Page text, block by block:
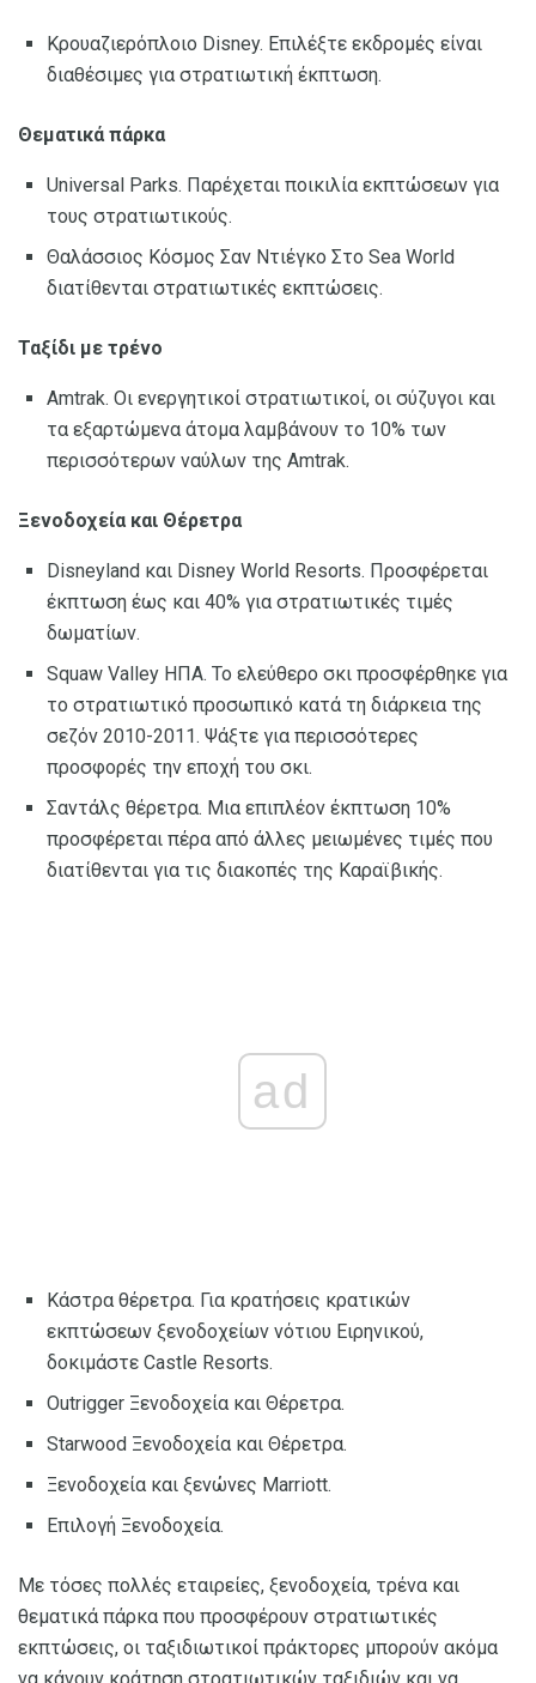
Κρουαζιερόπλοιο Disney. Επιλέξτε εκδρομές είναι
διαθέσιμες για στρατιωτική έκπτωση.
Θεματικά πάρκα
Universal Parks. Παρέχεται ποικιλία εκπτώσεων για
τους στρατιωτικούς.
Θαλάσσιος Κόσμος Σαν Ντιέγκο Στο Sea World
διατίθενται στρατιωτικές εκπτώσεις.
Ταξίδι με τρένο
Amtrak. Οι ενεργητικοί στρατιωτικοί, οι σύζυγοι και
τα εξαρτώμενα άτομα λαμβάνουν το 10% των
περισσότερων ναύλων της Amtrak.
Ξενοδοχεία και Θέρετρα
Disneyland και Disney World Resorts. Προσφέρεται
έκπτωση έως και 40% για στρατιωτικές τιμές
δωματίων.
Squaw Valley ΗΠΑ. Το ελεύθερο σκι προσφέρθηκε για
το στρατιωτικό προσωπικό κατά τη διάρκεια της
σεζόν 2010-2011. Ψάξτε για περισσότερες
προσφορές την εποχή του σκι.
Σαντάλς θέρετρα. Μια επιπλέον έκπτωση 10%
προσφέρεται πέρα ​​από άλλες μειωμένες τιμές που
διατίθενται για τις διακοπές της Καραϊβικής.
ad
Κάστρα θέρετρα. Για κρατήσεις κρατικών
εκπτώσεων ξενοδοχείων νότιου Ειρηνικού,
δοκιμάστε Castle Resorts.
Outrigger Ξενοδοχεία και Θέρετρα.
Starwood Ξενοδοχεία και Θέρετρα.
Ξενοδοχεία και ξενώνες Marriott.
Επιλογή Ξενοδοχεία.
Με τόσες πολλές εταιρείες, ξενοδοχεία, τρένα και
θεματικά πάρκα που προσφέρουν στρατιωτικές
εκπτώσεις, οι ταξιδιωτικοί πράκτορες μπορούν ακόμα